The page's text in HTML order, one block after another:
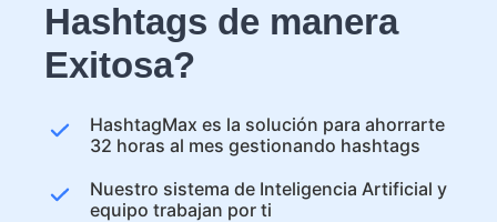
Hashtags de manera
Exitosa?
HashtagMax es la solución para ahorrarte
32 horas al mes gestionando hashtags
Nuestro sistema de Inteligencia Artificial y
equipo trabajan por ti